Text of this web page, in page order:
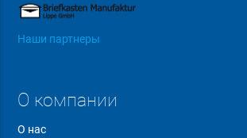
Наши партнеры
О компании
О нас